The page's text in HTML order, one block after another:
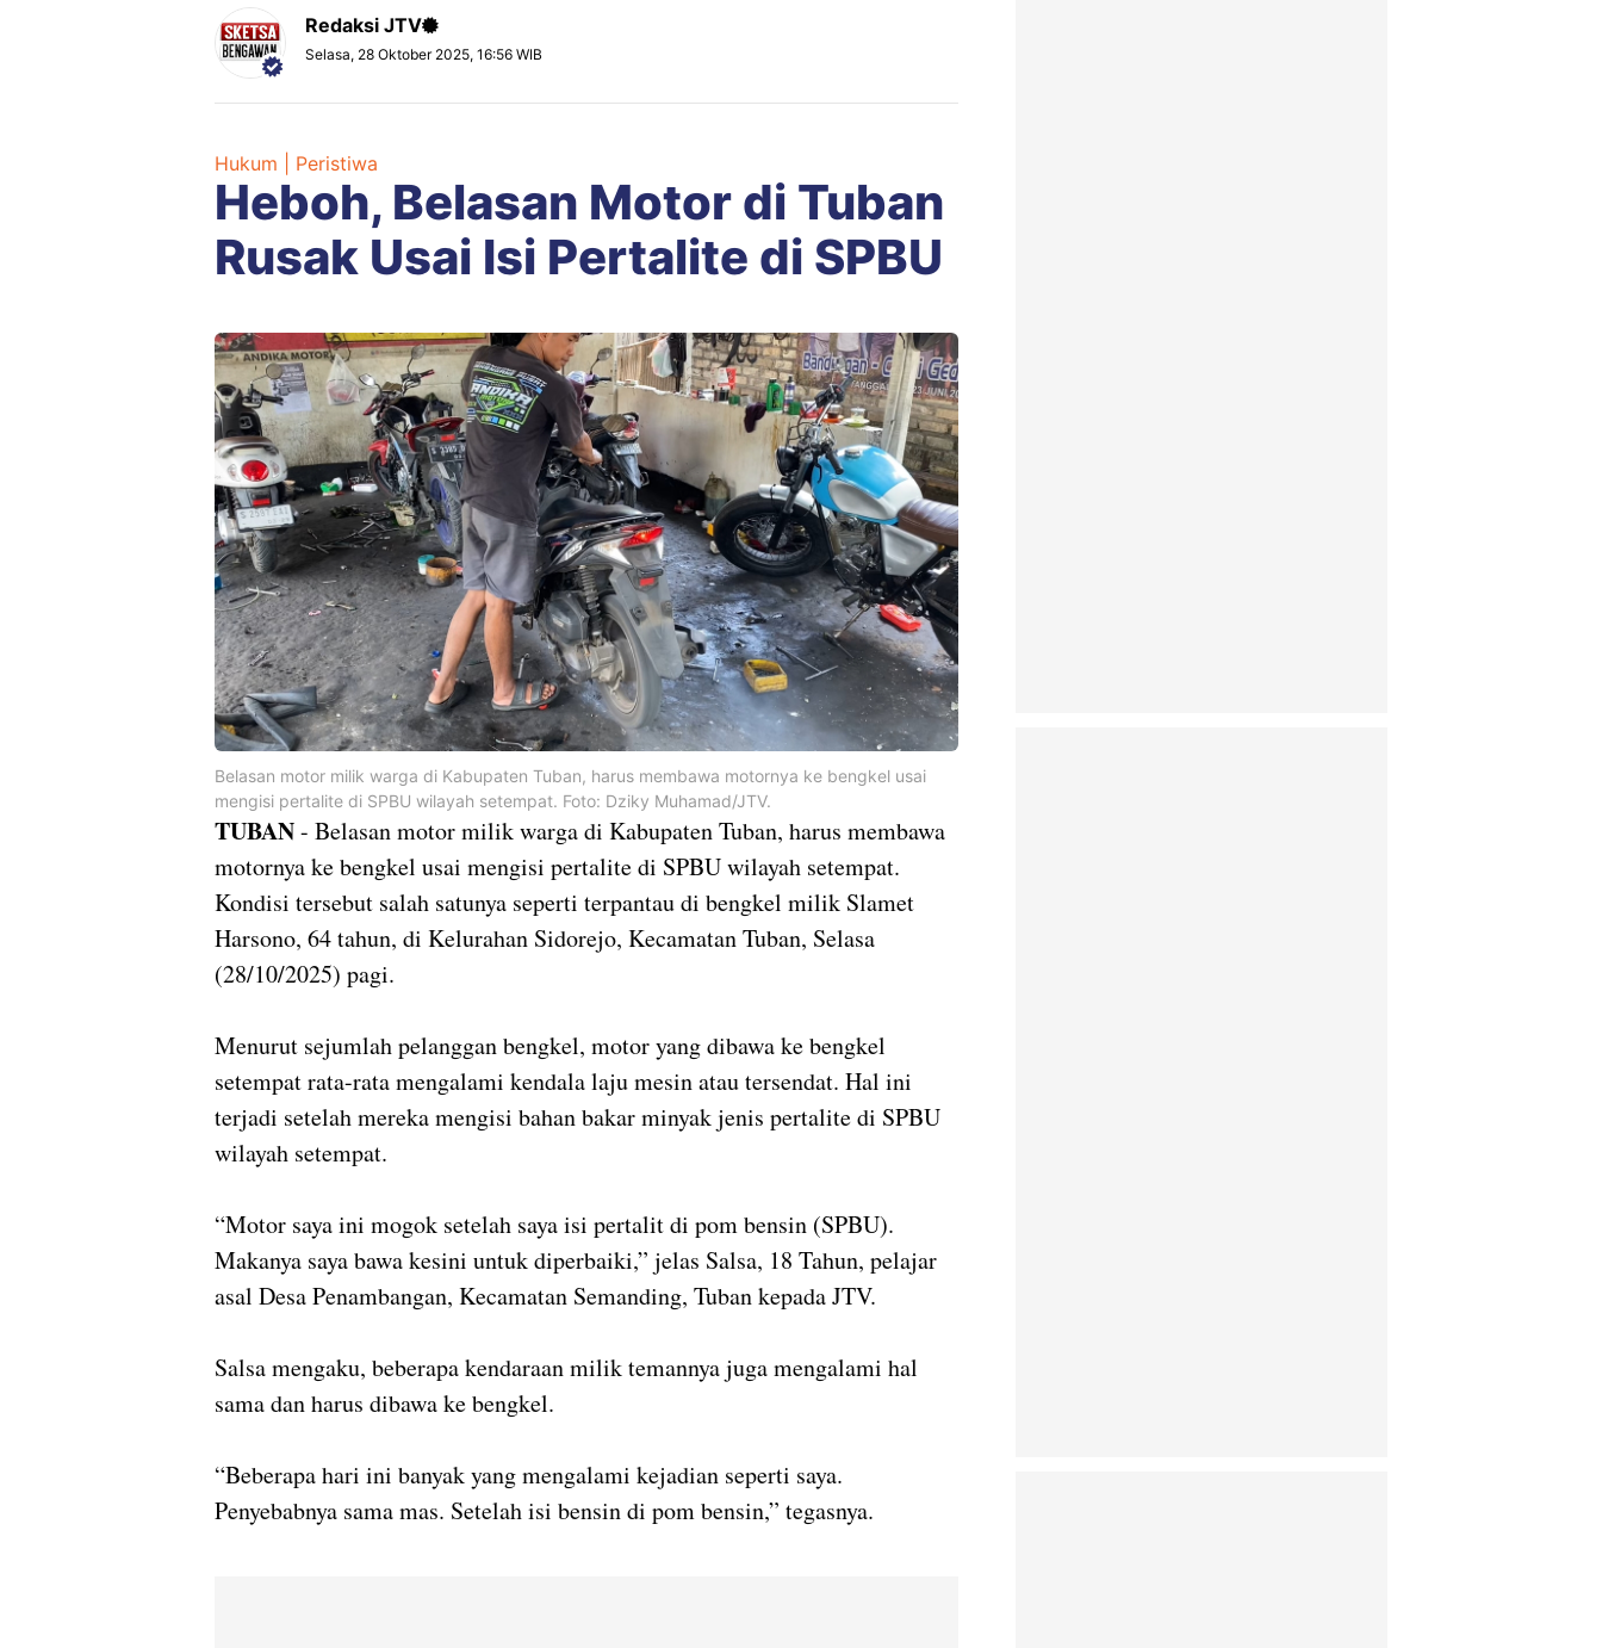
Redaksi JTV
Selasa, 28 Oktober 2025, 16:56 WIB
Hukum | Peristiwa
Heboh, Belasan Motor di Tuban
Rusak Usai Isi Pertalite di SPBU
Belasan motor milik warga di Kabupaten Tuban, harus membawa motornya ke bengkel usai
mengisi pertalite di SPBU wilayah setempat. Foto: Dziky Muhamad/JTV.
TUBAN- Belasan motor milik warga di Kabupaten Tuban, harus membawa
motornya ke bengkel usai mengisi pertalite di SPBU wilayah setempat.
Kondisi tersebut salah satunya seperti terpantau di bengkel milik Slamet
Harsono, 64 tahun, di Kelurahan Sidorejo, Kecamatan Tuban, Selasa
(28/10/2025) pagi.
Menurut sejumlah pelanggan bengkel, motor yang dibawa ke bengkel
setempat rata-rata mengalami kendala laju mesin atau tersendat. Hal ini
terjadi setelah mereka mengisi bahan bakar minyak jenis pertalite di SPBU
wilayah setempat.
“Motor saya ini mogok setelah saya isi pertalit di pom bensin (SPBU).
Makanya saya bawa kesini untuk diperbaiki,” jelas Salsa, 18 Tahun, pelajar
asal Desa Penambangan, Kecamatan Semanding, Tuban kepada JTV.
Salsa mengaku, beberapa kendaraan milik temannya juga mengalami hal
sama dan harus dibawa ke bengkel.
“Beberapa hari ini banyak yang mengalami kejadian seperti saya.
Penyebabnya sama mas. Setelah isi bensin di pom bensin,” tegasnya.